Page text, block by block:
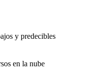
y predecibles
en la nube